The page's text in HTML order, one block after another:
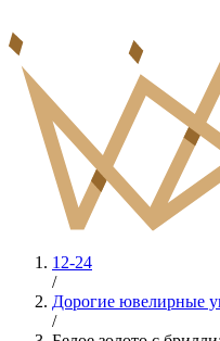
12-24
/
Дорогие ювелирные
/